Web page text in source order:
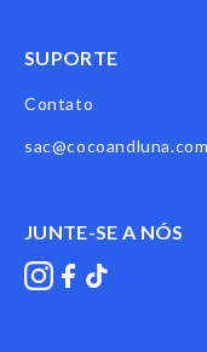
SUPORTE
Contato
JUNTE-SE A NÓS